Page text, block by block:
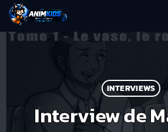
INTERVIEWS
Interview de